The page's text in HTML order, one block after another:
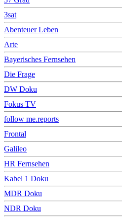
3sat
Abenteuer Leben
Arte
Bayerisches Fernsehen
Die Frage
DW Doku
Fokus TV
follow me.reports
Frontal
Galileo
HR Fernsehen
Kabel 1 Doku
MDR Doku
NDR Doku